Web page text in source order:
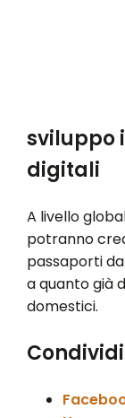
sviluppo
digitali
A livello
potranno
passaporti
a quanto già
domestici.